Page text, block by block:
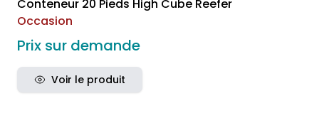
Conteneur 20 Pieds High Cube Reefer
Occasion
Prix sur demande
Voir le produit